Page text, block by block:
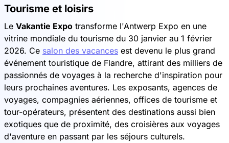
Tourisme et loisirs
Le Vakantie Expo transforme l'Antwerp Expo en une
vitrine mondiale du tourisme du 30 janvier au 1 février
2026. Ce salon des vacances est devenu le plus grand
événement touristique de Flandre, attirant des milliers de
passionnés de voyages à la recherche d'inspiration pour
leurs prochaines aventures. Les exposants, agences de
voyages, compagnies aériennes, offices de tourisme et
tour-opérateurs, présentent des destinations aussi bien
exotiques que de proximité, des croisières aux voyages
d'aventure en passant par les séjours culturels.